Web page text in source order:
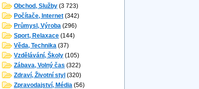
Obchod, Služby (3 723)
Počítače, Internet (342)
Průmysl, Výroba (296)
Sport, Relaxace (144)
Věda, Technika (37)
Vzdělávání, Školy (105)
Zábava, Volný čas (322)
Zdraví, Životní styl (320)
Zpravodajství, Média (56)